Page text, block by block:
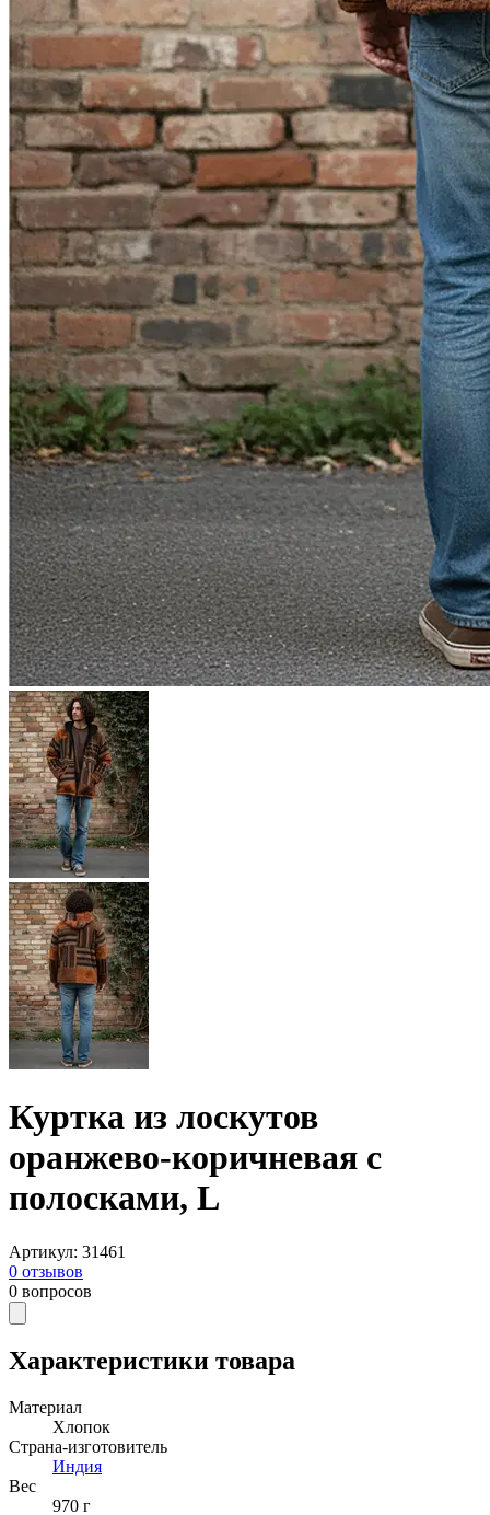
Куртка из лоскутов
оранжево-коричневая с
полосками, L
Артикул: 31461
0 отзывов
0 вопросов
Характеристики товара
Материал
Хлопок
Страна-изготовитель
Индия
Вес
970 г